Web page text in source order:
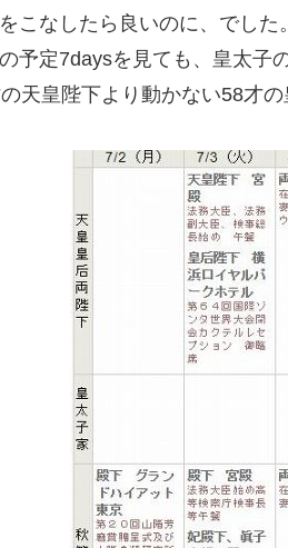
こなしたら良いのに、でした。
予定7daysを見ても、皇太子
天皇陛下より動かない58才